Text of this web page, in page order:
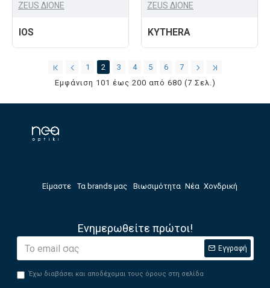
ZEUS ΔIONE
IOS
ZEUS ΔIONE
KYTHERA
1 2 3 4 5 6
7
Εμφάνιση 101 έως 200 από 680 (7 Σελ.)
Είμαστε Τα brands μας Βιωσιμότητα Νέα Χονδρική
Ενημερωθείτε πρώτοι!
Εγγραφή
Έχω διαβάσει και αποδέχομαι τους όρους στη σελίδα